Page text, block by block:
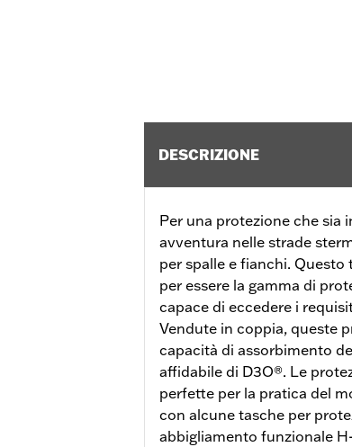
DESCRIZIONE
Per una protezione che sia
avventura nelle strade
per spalle e fianchi.
per essere la gamma di
capace di eccedere i
Vendute in coppia, queste
capacità di assorbimento
affidabile di D3O®. Le
perfette per la pratica del
con alcune tasche per
abbigliamento funzionale